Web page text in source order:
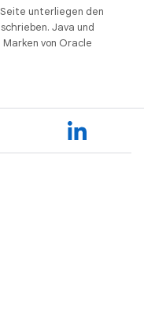
unterliegen den
Java und
von Oracle